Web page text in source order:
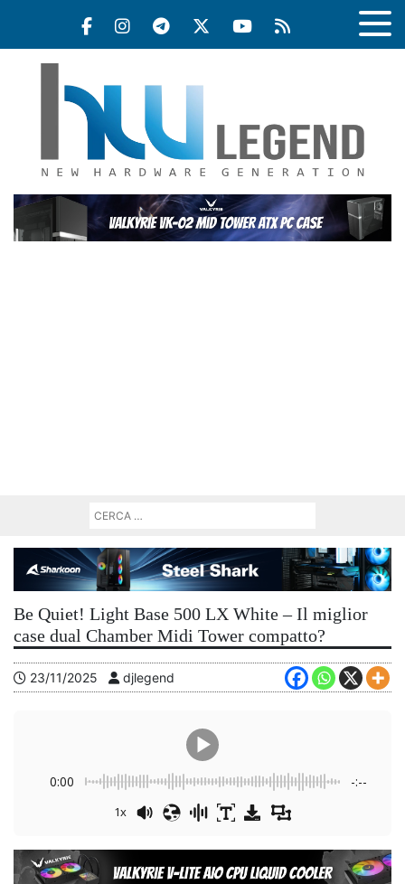
Be Quiet! Light Base 500 LX White – Il miglior
case dual Chamber Midi Tower compatto?
23/11/2025 djlegend
0:00 -:--
1x